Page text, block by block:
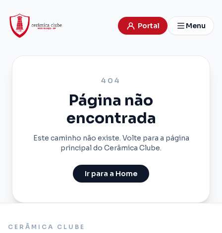
Portal Menu
404
Página não
encontrada
Este caminho não existe. Volte para a página
principal do Cerâmica Clube.
Ir para a Home
CERÂMICA CLUBE